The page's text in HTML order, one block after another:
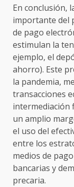
En conclusión,
importante del
de pago
estimulan la
ejemplo, el
ahorro). Este
la pandemia,
transacciones
intermediación
un amplio
el uso del
entre los
medios de
bancarias y
precaria.